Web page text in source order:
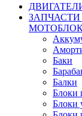
Баки
Балки
Блоки
Блоки